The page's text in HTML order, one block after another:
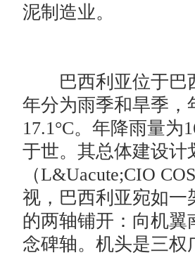
泥制造业。
巴西利亚位于巴西
年分为雨季和旱季，
17.1°C。年降雨量
于世。其总体建设计
（L&Uacute;CIO
视，巴西利亚宛如一
的两轴铺开：向机
念碑轴。机头是三权